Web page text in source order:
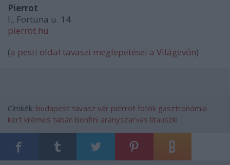
Pierrot
I., Fortuna u. 14.
pierrot.hu
(a pesti oldal tavaszi meglepetései a Világevőn)
Címkék: budapest tavasz vár pierrot fotók gasztronómia
kert krémes tabán bonfini aranyszarvas litauszki